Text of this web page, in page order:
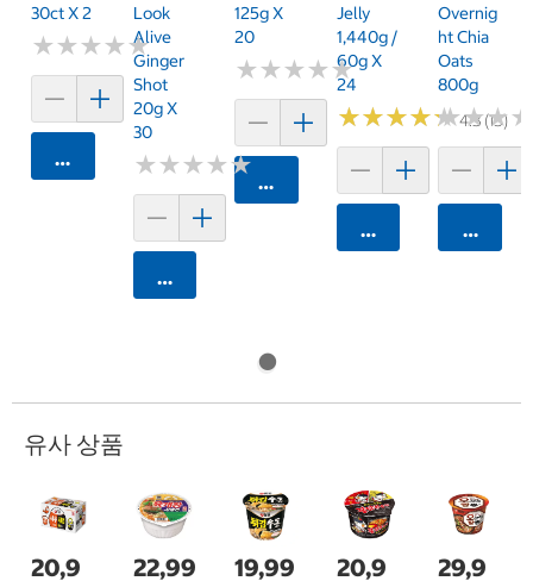
30ct X 2
★★★★★
★★★★★
카트에 담기
Look
Alive
Ginger
Shot
20g X
30
★★★★★
★★★★★
카트에 담기
125g X
20
★★★★★
★★★★★
카트에 담기
Jelly
1,440g /
60g X
24
★★★★★
★★★★★4.3 (15)
카트에 담기
Overnig
Ht Chia
Oats
800g
★★★
★★★
카트에
유사 상품
20,9
22,99
19,99
20,9
29,9